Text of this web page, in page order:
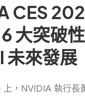
CES
大突破
未來發展
上，NVIDIA 執行長